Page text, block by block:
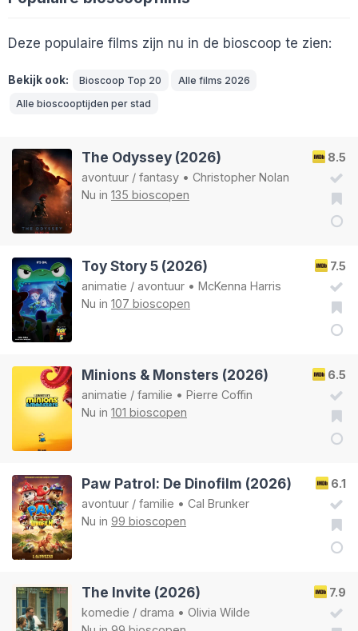
Deze populaire films zijn nu in de bioscoop te zien:
Bekijk ook: Bioscoop Top 20
Alle films 2026
Alle bioscooptijden per stad
8.5
The Odyssey (2026)
avontuur / fantasy • Christopher Nolan
Nu in 135 bioscopen
7.5
Toy Story 5 (2026)
animatie / avontuur • McKenna Harris
Nu in 107 bioscopen
6.5
Minions & Monsters (2026)
animatie / familie • Pierre Coffin
Nu in 101 bioscopen
6.1
Paw Patrol: De Dinofilm (2026)
avontuur / familie • Cal Brunker
Nu in 99 bioscopen
7.9
The Invite (2026)
komedie / drama • Olivia Wilde